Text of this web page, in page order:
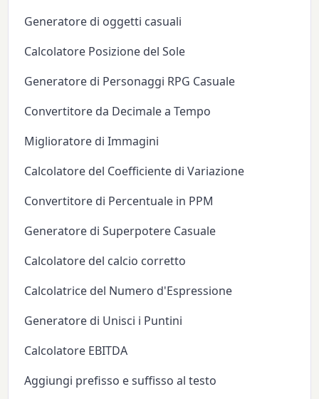
Generatore di oggetti casuali
Calcolatore Posizione del Sole
Generatore di Personaggi RPG Casuale
Convertitore da Decimale a Tempo
Miglioratore di Immagini
Calcolatore del Coefficiente di Variazione
Convertitore di Percentuale in PPM
Generatore di Superpotere Casuale
Calcolatore del calcio corretto
Calcolatrice del Numero d'Espressione
Generatore di Unisci i Puntini
Calcolatore EBITDA
Aggiungi prefisso e suffisso al testo